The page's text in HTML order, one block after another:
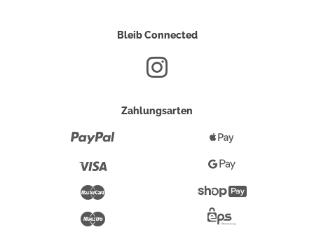
Bleib Connected
Zahlungsarten
Maestro
Pay
Google
Pay